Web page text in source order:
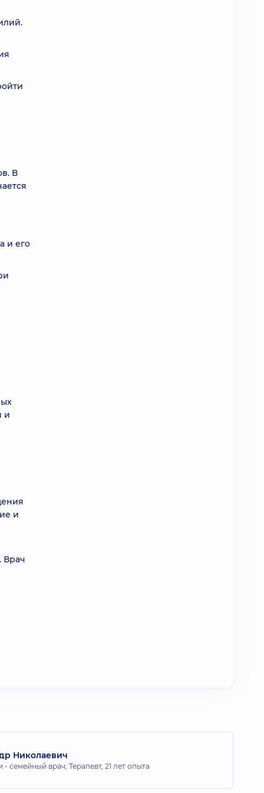
В
и его
и
и
Врач
Николаевич
семейный врач; Терапевт, 21 лет опыта